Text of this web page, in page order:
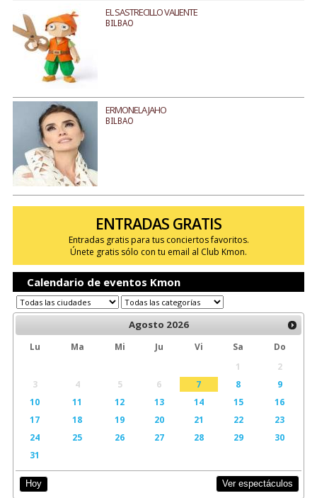
EL SASTRECILLO VALIENTE
BILBAO
ERMONELA JAHO
BILBAO
ENTRADAS GRATIS
Entradas gratis para tus conciertos favoritos.
Únete gratis sólo con tu email al Club Kmon.
Calendario de eventos Kmon
Agosto 2026
Lu Ma Mi Ju Vi Sa
Do
1
2
3
4 5 6 7 8
9
10
11 12 13 14 15
16
17
18 19 20 21 22
23
24
25 26 27 28 29
30
31
Hoy Ver espectáculos